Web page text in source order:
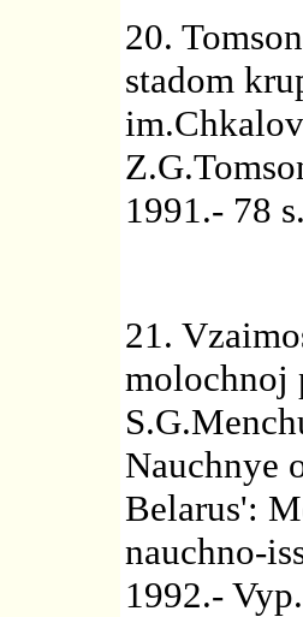
20.
stadom
1991.- 78 s.
21.
molochnoj
Nauchnye
Belarus':
nauchno-
1992.-